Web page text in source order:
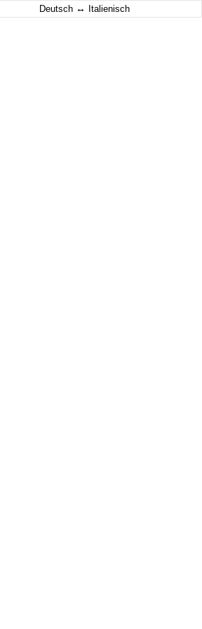
Deutsch ↔ Italienisch